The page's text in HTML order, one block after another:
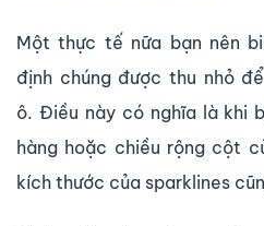
Một thực tế nữa bạn nên
định chúng được thu nhỏ
ô. Điều này có nghĩa là khi
hàng hoặc chiều rộng cột
kích thước của sparklines